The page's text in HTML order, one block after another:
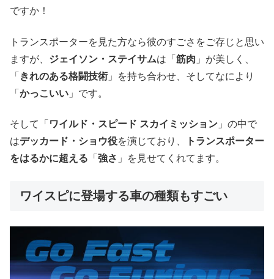
ですか！
トランスポーターを見た方なら彼のすごさをご存じと思い
ますが、 ジェイソン・ステイサムは「 筋肉 」が美しく、
「 きれのある格闘技術 」を持ち合わせ、そしてなにより
「 かっこいい 」です。
そして「 ワイルド・スピード スカイミッション 」の中で
はデッカード・ショウ役を演じており、
トランスポーター
をはるかに超える 「 強さ 」を見せてくれてます。
ワイスピに登場する車の種類もすごい